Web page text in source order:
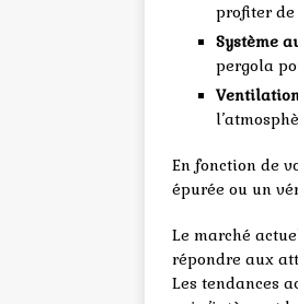
profiter de
Système
pergola
En fonction de
épurée ou un
Le marché
répondre aux
Les tendances